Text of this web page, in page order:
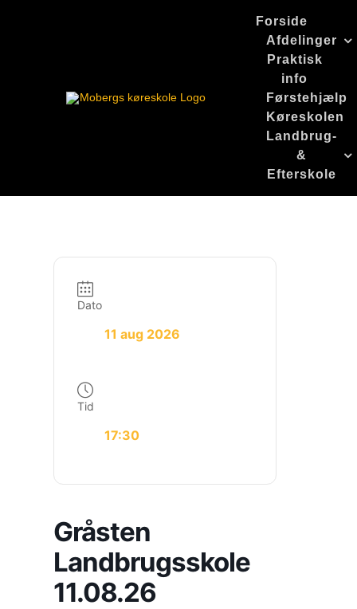
Forside
Afdelinger
Praktisk
info
Førstehjælp
Køreskolen
Landbrug-
&
Efterskole
Dato
11 aug 2026
Tid
17:30
Gråsten
Landbrugsskole
11.08.26